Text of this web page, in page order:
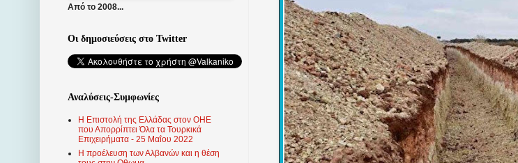
Από το 2008...
Οι δημοσιεύσεις στο Twitter
Αναλύσεις-Συμφωνίες
Η Επιστολή της Ελλάδας στον ΟΗΕ
που Απορρίπτει Όλα τα Τουρκικά
Επιχειρήματα - 25 Μαΐου 2022
Η προέλευση των Αλβανών και η θέση